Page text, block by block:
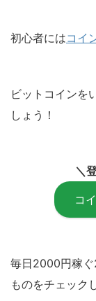
初心者にはコイ
ビットコインを
しょう！
＼
コ
毎日2000円稼ぐ
ものをチェック